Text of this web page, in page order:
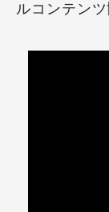
ルコンテンツ